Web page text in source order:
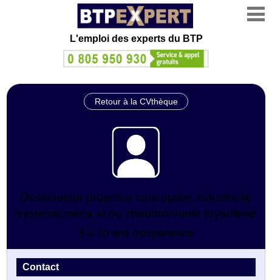
L'emploi des experts du BTP
Retour à la CVthèque
Dessinateur projeteur conception industrielle
systeme méca et ou chaudronnerie tuyauterie
5 à 10 ans d'expérience
Contact